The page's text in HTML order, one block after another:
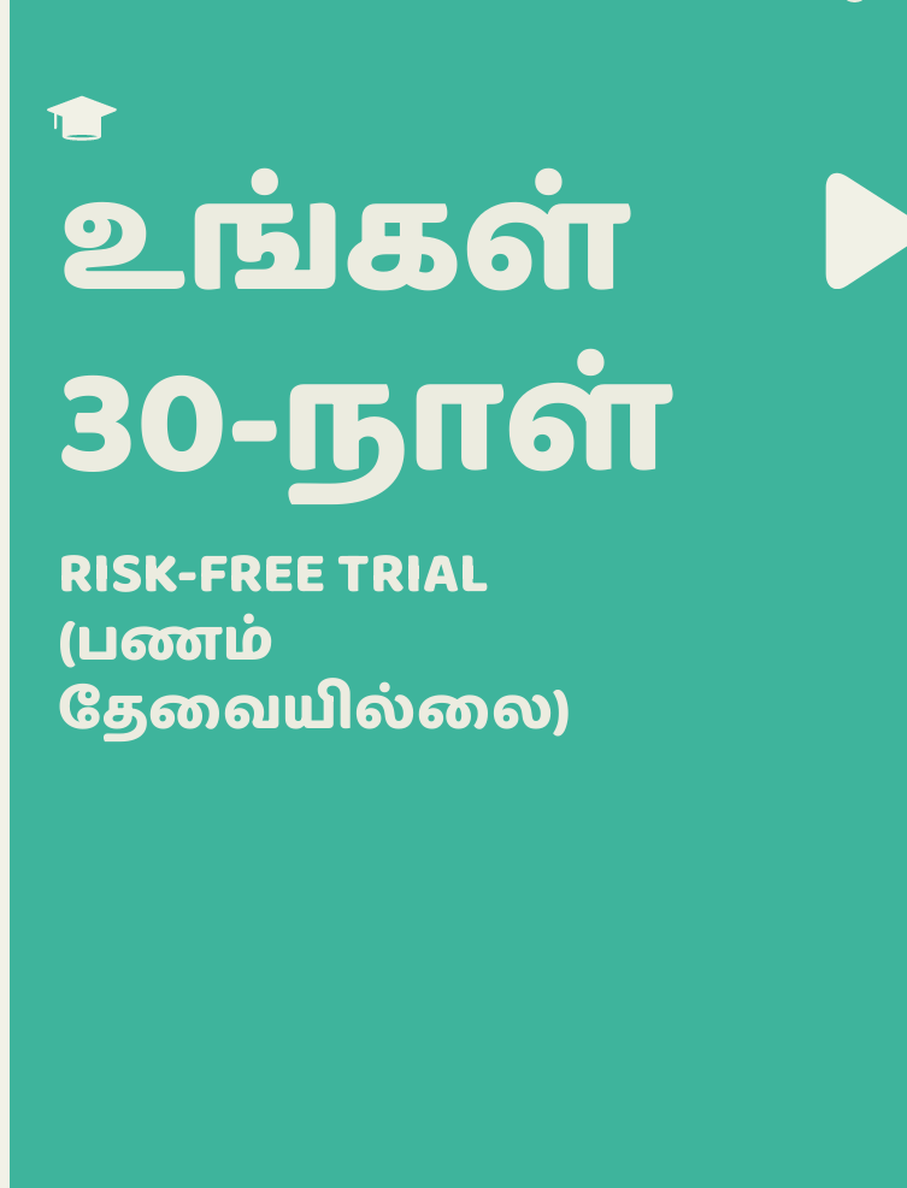
உங்கள்
30-நாள்
RISK-FREE TRIAL
(பணம்
தேவையில்லை)